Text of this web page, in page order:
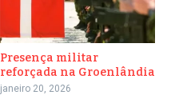
Presença militar
reforçada na Groenlândia
janeiro 20, 2026